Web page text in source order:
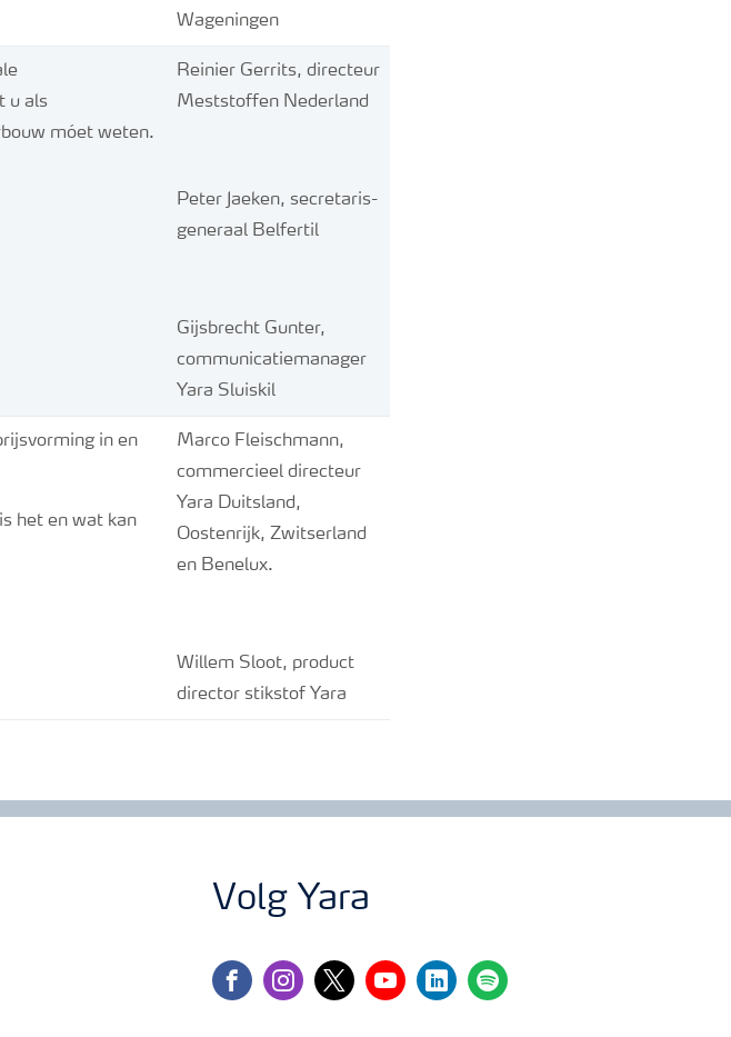
Wageningen
u als
móet weten.
Reinier Gerrits, directeur
Meststoffen Nederland
Peter Jaeken, secretaris-
generaal Belfertil
Gijsbrecht Gunter,
communicatiemanager
Yara Sluiskil
in en
het en wat kan
Marco Fleischmann,
commercieel directeur
Yara Duitsland,
Oostenrijk, Zwitserland
en Benelux.
Willem Sloot, product
director stikstof Yara
Volg Yara
facebookinstagram
twitteryoutubelinkedinspotify